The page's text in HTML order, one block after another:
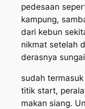
pedesaan
kampung,
dari kebun
nikmat setelah
derasnya
sudah
titik start,
makan siang.